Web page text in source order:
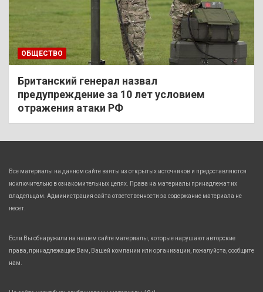
ОБЩЕСТВО
Британский генерал назвал
предупреждение за 10 лет условием
отражения атаки РФ
Все материалы на данном сайте взяты из открытых источников и предоставляются
исключительно в ознакомительных целях. Права на материалы принадлежат их
владельцам. Администрация сайта ответственности за содержание материала не
несет.
Если Вы обнаружили на нашем сайте материалы, которые нарушают авторские
права, принадлежащие Вам, Вашей компании или организации, пожалуйста, сообщите
нам.